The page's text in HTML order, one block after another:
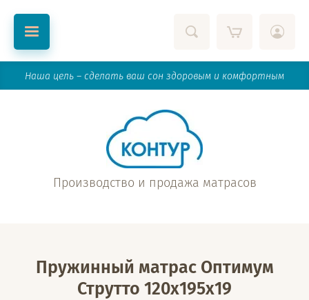
Производство и продажа матрасов
Наша цель – сделать ваш сон здоровым и комфортным
Пружинный матрас Оптимум
Струтто 120x195x19